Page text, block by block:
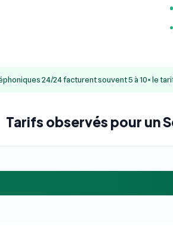
24/24 facturent souvent 5 à 10× le
Tarifs observés pour un